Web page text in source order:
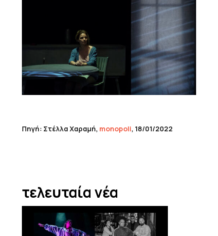
Πηγή: Στέλλα Χαραμή, monopoli, 18/01/2022
τελευταία νέα